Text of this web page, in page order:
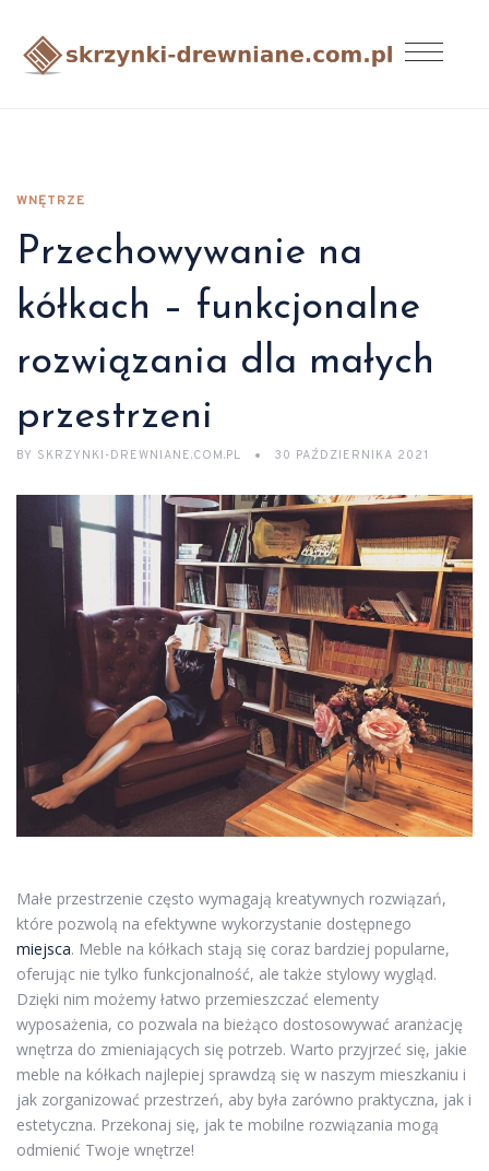
WNĘTRZE
Przechowywanie na
kółkach – funkcjonalne
rozwiązania dla małych
przestrzeni
BY SKRZYNKI-DREWNIANE.COM.PL 30 PAŹDZIERNIKA 2021
Małe przestrzenie często wymagają kreatywnych rozwiązań,
które pozwolą na efektywne wykorzystanie dostępnego
miejsca. Meble na kółkach stają się coraz bardziej popularne,
oferując nie tylko funkcjonalność, ale także stylowy wygląd.
Dzięki nim możemy łatwo przemieszczać elementy
wyposażenia, co pozwala na bieżąco dostosowywać aranżację
wnętrza do zmieniających się potrzeb. Warto przyjrzeć się, jakie
meble na kółkach najlepiej sprawdzą się w naszym mieszkaniu i
jak zorganizować przestrzeń, aby była zarówno praktyczna, jak i
estetyczna. Przekonaj się, jak te mobilne rozwiązania mogą
odmienić Twoje wnętrze!